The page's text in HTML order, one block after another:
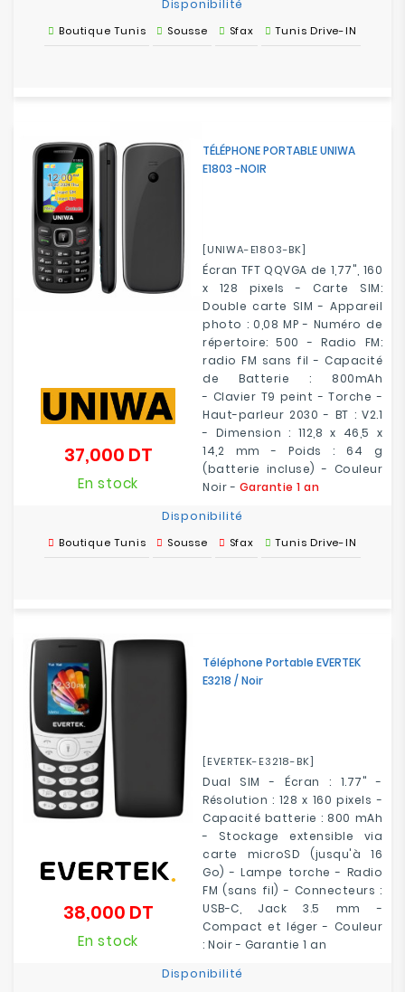
Disponibilité
Boutique Tunis Sousse Sfax Tunis Drive-IN
TÉLÉPHONE PORTABLE UNIWA
E1803 -NOIR
[UNIWA-E1803-BK]
Écran TFT QQVGA de 1,77", 160
x 128 pixels - Carte SIM:
Double carte SIM - Appareil
photo : 0,08 MP - Numéro de
répertoire: 500 - Radio FM:
radio FM sans fil - Capacité
de Batterie : 800mAh
- Clavier T9 peint - Torche -
Haut-parleur 2030 - BT : V2.1
- Dimension : 112,8 x 46,5 x
14,2 mm - Poids : 64 g
(batterie incluse) - Couleur
Noir - Garantie 1 an
37,000 DTPrix
En stock
Disponibilité
Boutique Tunis Sousse Sfax Tunis Drive-IN
Téléphone Portable EVERTEK
E3218 / Noir
[EVERTEK-E3218-BK]
Dual SIM - Écran : 1.77" -
Résolution : 128 x 160 pixels -
Capacité batterie : 800 mAh
- Stockage extensible via
carte microSD (jusqu'à 16
Go) - Lampe torche - Radio
FM (sans fil) - Connecteurs :
USB-C, Jack 3.5 mm -
Compact et léger - Couleur
: Noir - Garantie 1 an
38,000 DTPrix
En stock
Disponibilité